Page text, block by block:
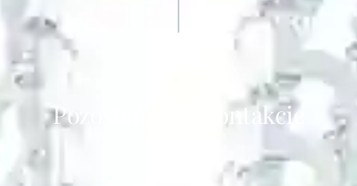
Pozostańmy w kontakcie